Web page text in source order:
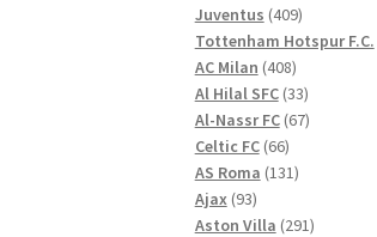
produkter
Juventus 409409
produkter
Tottenham Hotspur F.C.
AC Milan 408408
produkter
Al Hilal SFC 3333
produkter
Al-Nassr FC 6767
Celtic FC 6666
produkter
AS Roma 131131
Ajax 9393
produkter
Aston Villa 291291